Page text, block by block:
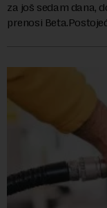
za još sedam dana,
prenosi